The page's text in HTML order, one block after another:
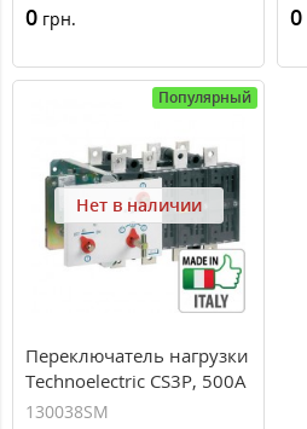
0 грн. 0
Популярный
Нет в наличии
Переключатель нагрузки
Technoelectric CS3P, 500А
130038SM